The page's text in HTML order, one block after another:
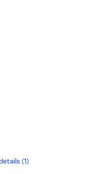
(1)